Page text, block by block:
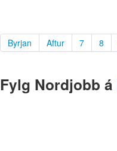
Byrjan Aftur 7 8
Fylg Nordjobb á